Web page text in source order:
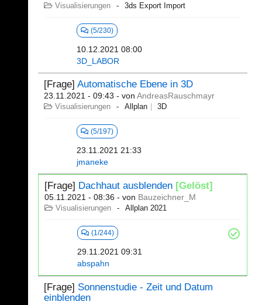
Visualisierungen 3ds Export Import
(5/230)
10.12.2021 08:00
3D_LABOR
[Frage] Automatische Ebene in 3D
23.11.2021 - 09:43 - von AndreasRauschmayr
Visualisierungen Allplan 3D
(5/197)
23.11.2021 21:33
jmaneke
[Frage] Dachhaut ausblenden [Gelöst]
05.11.2021 - 08:36 - von Bauzeichner_M
Visualisierungen Allplan 2021
(1/244)
29.11.2021 09:31
abspahn
[Frage] Sonnenstudie - Zeit und Datum
einblenden